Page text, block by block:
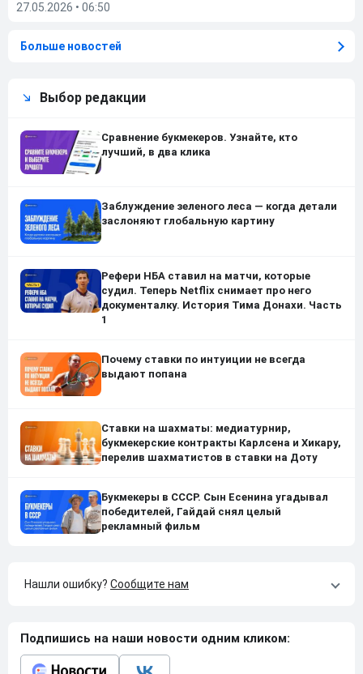
27.05.2026 • 06:50
Больше новостей
Выбор редакции
Сравнение букмекеров. Узнайте, кто
лучший, в два клика
Заблуждение зеленого леса — когда детали
заслоняют глобальную картину
Рефери НБА ставил на матчи, которые
судил. Теперь Netflix снимает про него
документалку. История Тима Донахи. Часть
1
Почему ставки по интуиции не всегда
выдают попана
Ставки на шахматы: медиатурнир,
букмекерские контракты Карлсена и Хикару,
перелив шахматистов в ставки на Доту
Букмекеры в СССР. Сын Есенина угадывал
победителей, Гайдай снял целый
рекламный фильм
Нашли ошибку? Сообщите нам
Подпишись на наши новости одним кликом: